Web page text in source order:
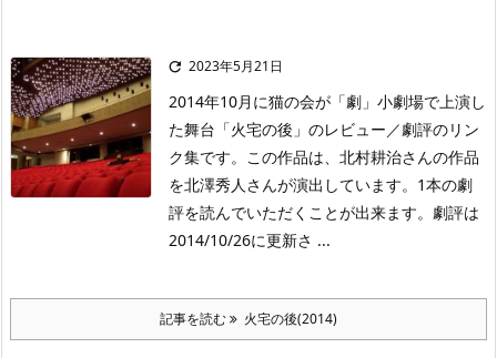
 2023年5月21日
2014年10月に猫の会が「劇」小劇場で上演し
た舞台「火宅の後」のレビュー／劇評のリン
ク集です。この作品は、北村耕治さんの作品
を北澤秀人さんが演出しています。1本の劇
評を読んでいただくことが出来ます。劇評は
2014/10/26に更新さ ...
記事を読む 火宅の後(2014)